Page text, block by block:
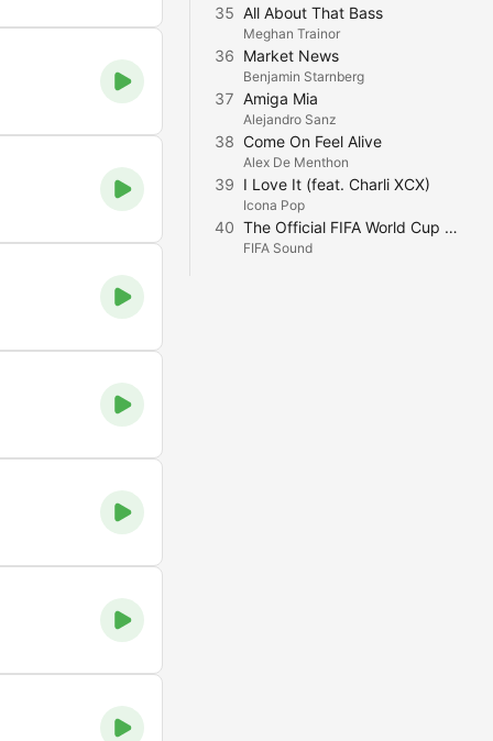
35 All About That Bass
Meghan Trainor
36 Market News
Benjamin Starnberg
37 Amiga Mia
Alejandro Sanz
38 Come On Feel Alive
Alex De Menthon
39 I Love It (feat. Charli XCX)
Icona Pop
40 The Official FIFA World Cup 26™ Theme
FIFA Sound